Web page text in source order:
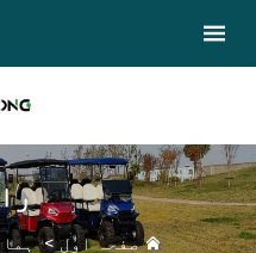
صفحہ اول>